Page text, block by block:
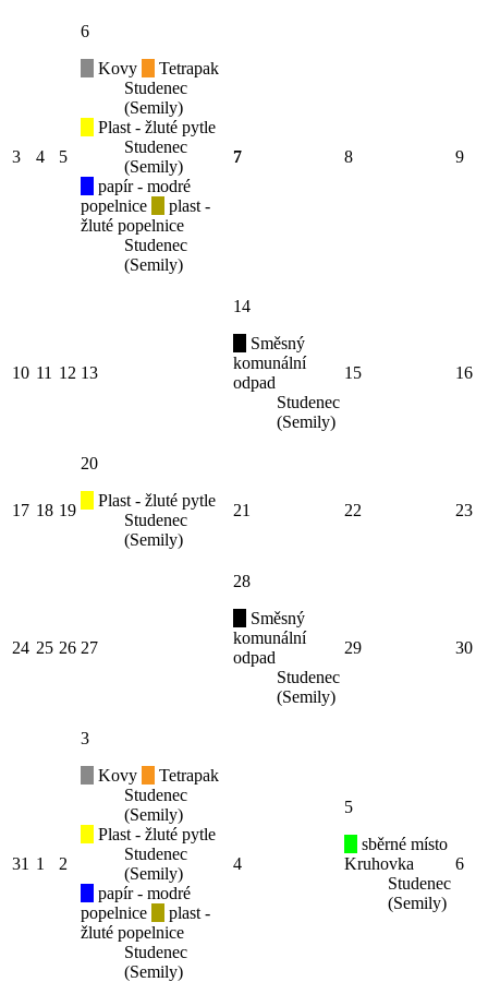
3 4 5
6
Kovy
Tetrapak
Studenec
(Semily)
Plast - žluté pytle
Studenec
(Semily)
papír - modré
popelnice
plast -
žluté popelnice
Studenec
(Semily)
7 8 9
10 11 12 13
14
Směsný
komunální
odpad
Studenec
(Semily)
15 16
17 18 19
20
Plast - žluté pytle
Studenec
(Semily)
21 22 23
24 25 26 27
28
Směsný
komunální
odpad
Studenec
(Semily)
29 30
31 1 2
3
Kovy
Tetrapak
Studenec
(Semily)
Plast - žluté pytle
Studenec
(Semily)
papír - modré
popelnice
plast -
žluté popelnice
Studenec
(Semily)
4
5
sběrné místo
Kruhovka
Studenec
(Semily)
6